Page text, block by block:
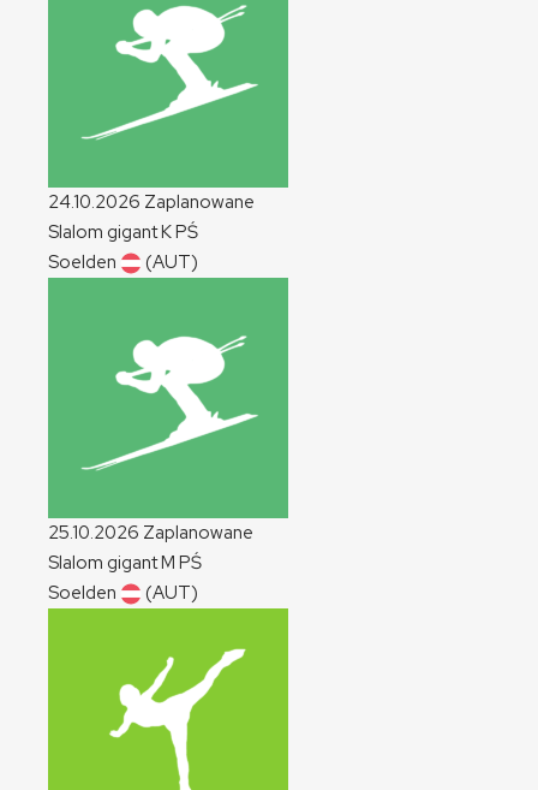
24.10.2026 Zaplanowane
Slalom gigantKPŚ
Soelden
(AUT)
25.10.2026 Zaplanowane
Slalom gigantM PŚ
Soelden
(AUT)